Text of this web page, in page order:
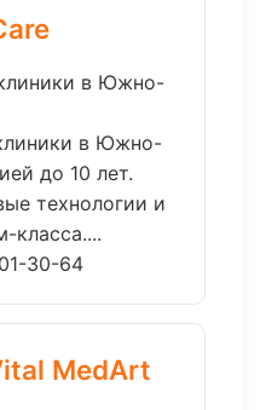
в Южно-
в Южно-
до 10 лет.
технологии и
класса....
30-64
MedArt